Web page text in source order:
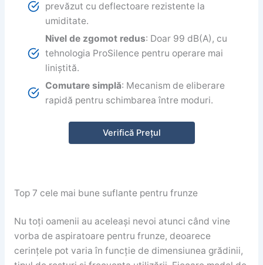
prevăzut cu deflectoare rezistente la
umiditate.
Nivel de zgomot redus: Doar 99 dB(A), cu
tehnologia ProSilence pentru operare mai
liniștită.
Comutare simplă: Mecanism de eliberare
rapidă pentru schimbarea între moduri.
Verifică Prețul
Top 7 cele mai bune suflante pentru frunze
Nu toți oamenii au aceleași nevoi atunci când vine
vorba de aspiratoare pentru frunze, deoarece
cerințele pot varia în funcție de dimensiunea grădinii,